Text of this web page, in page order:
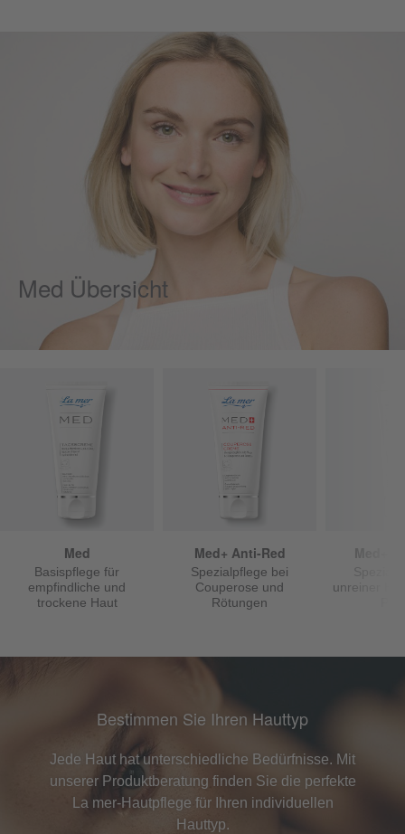
Med Übersicht
Med
Basispflege für
empfindliche und
trockene Haut
Med+ Anti-Red
Spezialpflege bei
Couperose und
Rötungen
unreiner
Bestimmen Sie Ihren Hauttyp
Jede Haut hat unterschiedliche Bedürfnisse. Mit
unserer Produktberatung finden Sie die perfekte
La mer-Hautpflege für Ihren individuellen
Hauttyp.